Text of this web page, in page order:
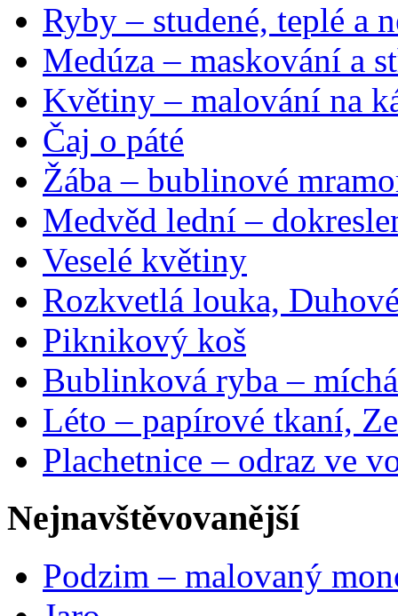
Ryby – studené, teplé a
Medúza – maskování a
Květiny – malování na
Čaj o páté
Žába – bublinové
Medvěd lední –
Veselé květiny
Rozkvetlá louka,
Piknikový koš
Bublinková ryba –
Léto – papírové tkaní,
Plachetnice – odraz ve
Nejnavštěvovanější
Podzim – malovaný